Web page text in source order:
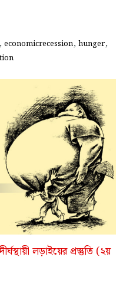
economicrecession, hunger,
লড়াইয়ের প্রস্তুতি (২য়